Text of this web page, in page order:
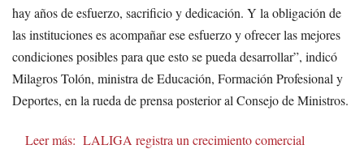
hay años de esfuerzo, sacrificio y dedicación. Y la obligación de
las instituciones es acompañar ese esfuerzo y ofrecer las mejores
condiciones posibles para que esto se pueda desarrollar”, indicó
Milagros Tolón, ministra de Educación, Formación Profesional y
Deportes, en la rueda de prensa posterior al Consejo de Ministros.
Leer más: LALIGA registra un crecimiento comercial